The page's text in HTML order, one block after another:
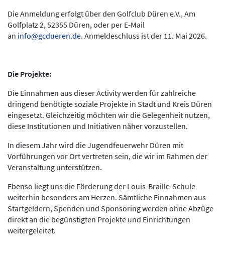
Die Anmeldung erfolgt über den Golfclub Düren e.V., Am
Golfplatz 2, 52355 Düren, oder per E-Mail
an info@gcdueren.de. Anmeldeschluss ist der 11. Mai 2026.
Die Projekte:
Die Einnahmen aus dieser Activity werden für zahlreiche
dringend benötigte soziale Projekte in Stadt und Kreis Düren
eingesetzt. Gleichzeitig möchten wir die Gelegenheit nutzen,
diese Institutionen und Initiativen näher vorzustellen.
In diesem Jahr wird die Jugendfeuerwehr Düren mit
Vorführungen vor Ort vertreten sein, die wir im Rahmen der
Veranstaltung unterstützen.
Ebenso liegt uns die Förderung der Louis-Braille-Schule
weiterhin besonders am Herzen. Sämtliche Einnahmen aus
Startgeldern, Spenden und Sponsoring werden ohne Abzüge
direkt an die begünstigten Projekte und Einrichtungen
weitergeleitet.